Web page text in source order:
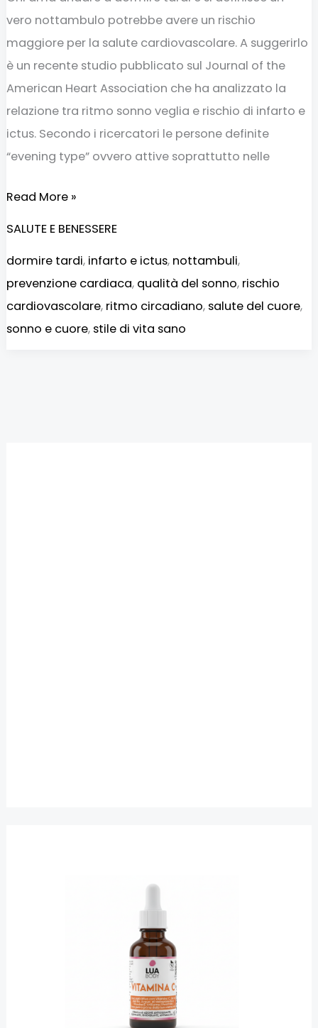
vero nottambulo potrebbe avere un rischio
maggiore per la salute cardiovascolare. A suggerirlo
è un recente studio pubblicato sul Journal of the
American Heart Association che ha analizzato la
relazione tra ritmo sonno veglia e rischio di infarto e
ictus. Secondo i ricercatori le persone definite
“evening type” ovvero attive soprattutto nelle
Read More »
SALUTE E BENESSERE
dormire tardi, infarto e ictus, nottambuli,
prevenzione cardiaca, qualità del sonno, rischio
cardiovascolare, ritmo circadiano, salute del cuore,
sonno e cuore, stile di vita sano